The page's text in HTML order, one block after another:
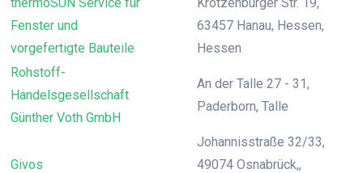
Fenster und
vorgefertigte Bauteile
63457 Hanau, Hessen,
Hessen
Rohstoff-
Handelsgesellschaft
Günther Voth GmbH
An der Talle 27 - 31,
Paderborn, Talle
Givos
Johannisstraße 32/33,
49074 Osnabrück,,